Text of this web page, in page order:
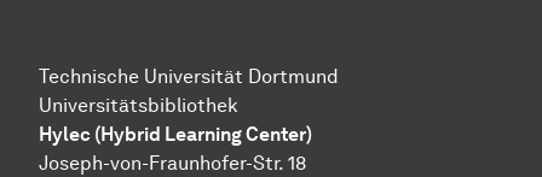
Technische Universität Dortmund
Universitätsbibliothek
Hylec (Hybrid Learning Center)
Joseph-von-Fraunhofer-Str. 18